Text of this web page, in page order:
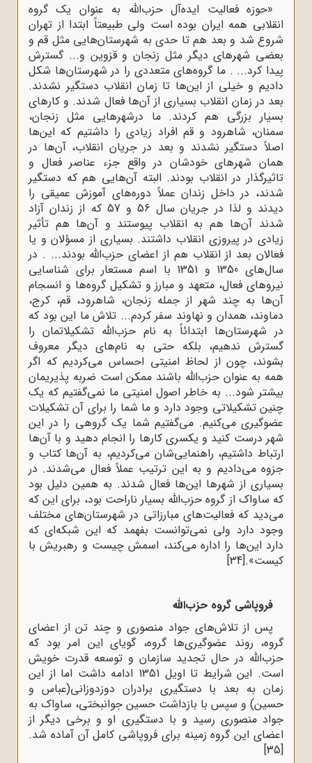
«حوزه فعالیت ایده‌آل حزب‌الله به عنوان یک گروه
انقلابی همه ایران بوده است ولی طبیعتاً ابتدا از تهران
شروع شد و بعد هم تا حدی به شهرستان‌هایی مثل قم و
بعضی شهرهای دیگر مثل زنجان و قزوین و... گسترش
پیدا کرد... . ما گروه‌های متعددی را در شهرستان‌ها شکل
دادیم و خیلی از این‌ها تا زمان انقلاب دستگیر نشدند.
بعد در زمان انقلاب بسیاری از آن‌ها فعال شدند. و کارهای
بسیار بزرگی هم کردند. ما درشهرهایی مثل زنجان،
سمنان، شاهرود و قم افراد زیادی را داشتیم که این‌ها
اصلاً دستگیر نشدند و بعد در جریان انقلاب، آن‌ها در
همان شهرهای خودشان در واقع جزء عناصر فعال و
تاثیرگذار در انقلاب بودند. البته آن‌هایی هم که دستگیر
شدند، در داخل زندان عملاً دوره‌های آموزش عمیقی را
دیدند و لذا در جریان سال 56 و 57 که از زندان آزاد
شدند آن‌ها هم به انقلاب پیوستند و آن‌ها هم تأثیر
زیادی در پیروزی انقلاب داشتند. بسیاری از ‌مسؤلان و یا
فعالان بعد از انقلاب هم از اعضای حزب‌الله بودند... . در
سال‌های 1350 و 1351 با اسم مستعار برای شناسایی
نیروهای فعال، متعهد و مبارز و تشکیل گروه‌ها و انسجام
آن‌ها به چند شهر از جمله زنجان، شاهرود، قم، کرج،
دماوند، همدان و نهاوند سفر کردم... تلاش ما این بود که
در شهرستان‌ها ابتدائاً به نام حزب‌الله تشکیلاتمان را
گسترش ندهیم، بلکه حتی به نام‌های دیگر معروف
بشوند، چون از لحاظ امنیتی احساس می‌کردیم که اگر
همه به عنوان حزب‌الله باشند ممکن است ضربه پذیریمان
بیشتر شود... به خاطر اصول امنیتی ما نمی‌گفتیم که یک
چنین تشکیلاتی وجود دارد و ما شما را برای آن تشکیلات
عضوگیری می‌کنیم. می‌گفتیم شما یک گروهی را در این
شهر درست کنید و یکسری کارها را انجام دهید و با آن‌ها
ارتباط داشتیم، راهنمایی‌شان می‌کردیم، به آن‌ها کتاب و
جزوه می‌دادیم و به این ترتیب عملاً فعال می‌شدند. در
بسیاری از شهرها این‌ها فعال شدند. به همین دلیل بود
که ساواک از گروه حزب‌الله بسیار ناراحت بود، برای این که
می‌دید که فعالیت‌های مبارزاتی در شهرستان‌های مختلف
وجود دارد ولی نمی‌توانست بفهمد که این شبکه‌ای که
دارد این‌ها را اداره می‌کند، اسمش چیست و رهبریش با
کیست».[34]
فروپاشی گروه حزب‌الله
پس از تلاش‌های جواد منصوری و چند تن از اعضای
گروه، روند عضوگیری‌ها گروه، گویای این امر بود که
حزب‌الله در حال تجدید سازمان و توسعه قدرت خویش
است. این شرایط تا اویل 1351 ادامه داشت اما از این
زمان به بعد با دستگیری برادران دوزدوزانی(عباس و
حسین) و سپس با بازداشت حسین جوانبختی، ساواک به
جواد منصوری رسید و با دستگیری او و برخی دیگر از
اعضای این گروه زمینه برای فروپاشی کامل آن آماده شد.
[35]